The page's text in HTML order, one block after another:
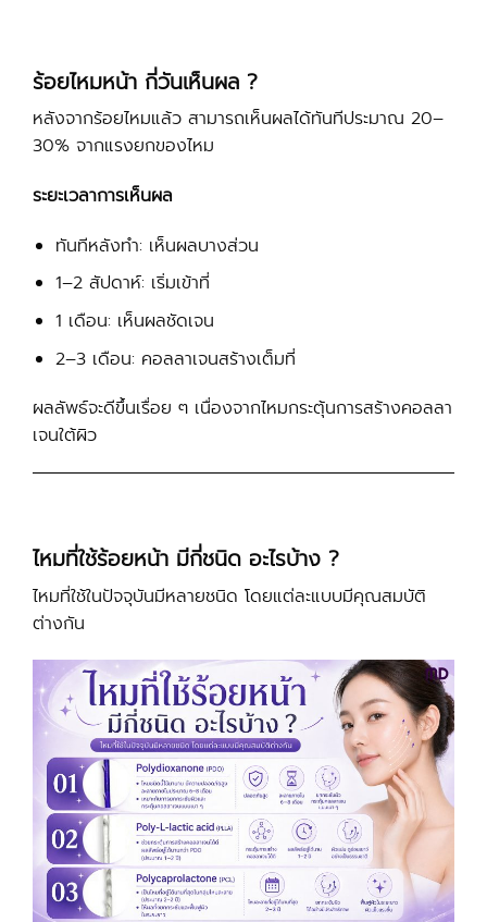
ร้อยไหมหน้า กี่วันเห็นผล ?
หลังจากร้อยไหมแล้ว สามารถเห็นผลได้ทันทีประมาณ 20–
30% จากแรงยกของไหม
ระยะเวลาการเห็นผล
ทันทีหลังทำ: เห็นผลบางส่วน
1–2 สัปดาห์: เริ่มเข้าที่
1 เดือน: เห็นผลชัดเจน
2–3 เดือน: คอลลาเจนสร้างเต็มที่
ผลลัพธ์จะดีขึ้นเรื่อย ๆ เนื่องจากไหมกระตุ้นการสร้างคอลลา
เจนใต้ผิว
ไหมที่ใช้ร้อยหน้า มีกี่ชนิด อะไรบ้าง ?
ไหมที่ใช้ในปัจจุบันมีหลายชนิด โดยแต่ละแบบมีคุณสมบัติ
ต่างกัน